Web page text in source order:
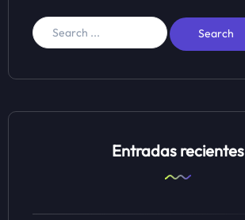
Entradas recientes